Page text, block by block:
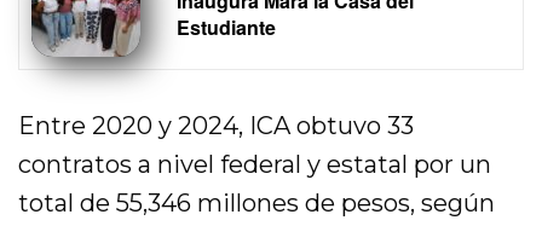
Estudiante
Entre 2020 y 2024, ICA obtuvo 33
contratos a nivel federal y estatal por un
total de 55,346 millones de pesos, según